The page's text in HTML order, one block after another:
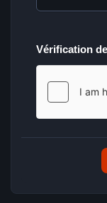
Vérification